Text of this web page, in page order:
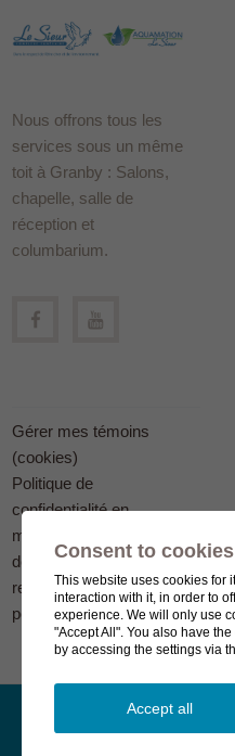
Nous offrons tous les
services sous un même
toit à Granby : Salons,
chapelle, salle de
réception et
columbarium.
Gérer mes témoins
(cookies)
Politique de
confidentialité en
matière
de protection des
renseignements
personnels
© Complexe funéraire
Consent to cookies
This website uses cookies for
interaction with it, in order to
experience. We will only use
"Accept All". You also have
by accessing the settings via
Accept all